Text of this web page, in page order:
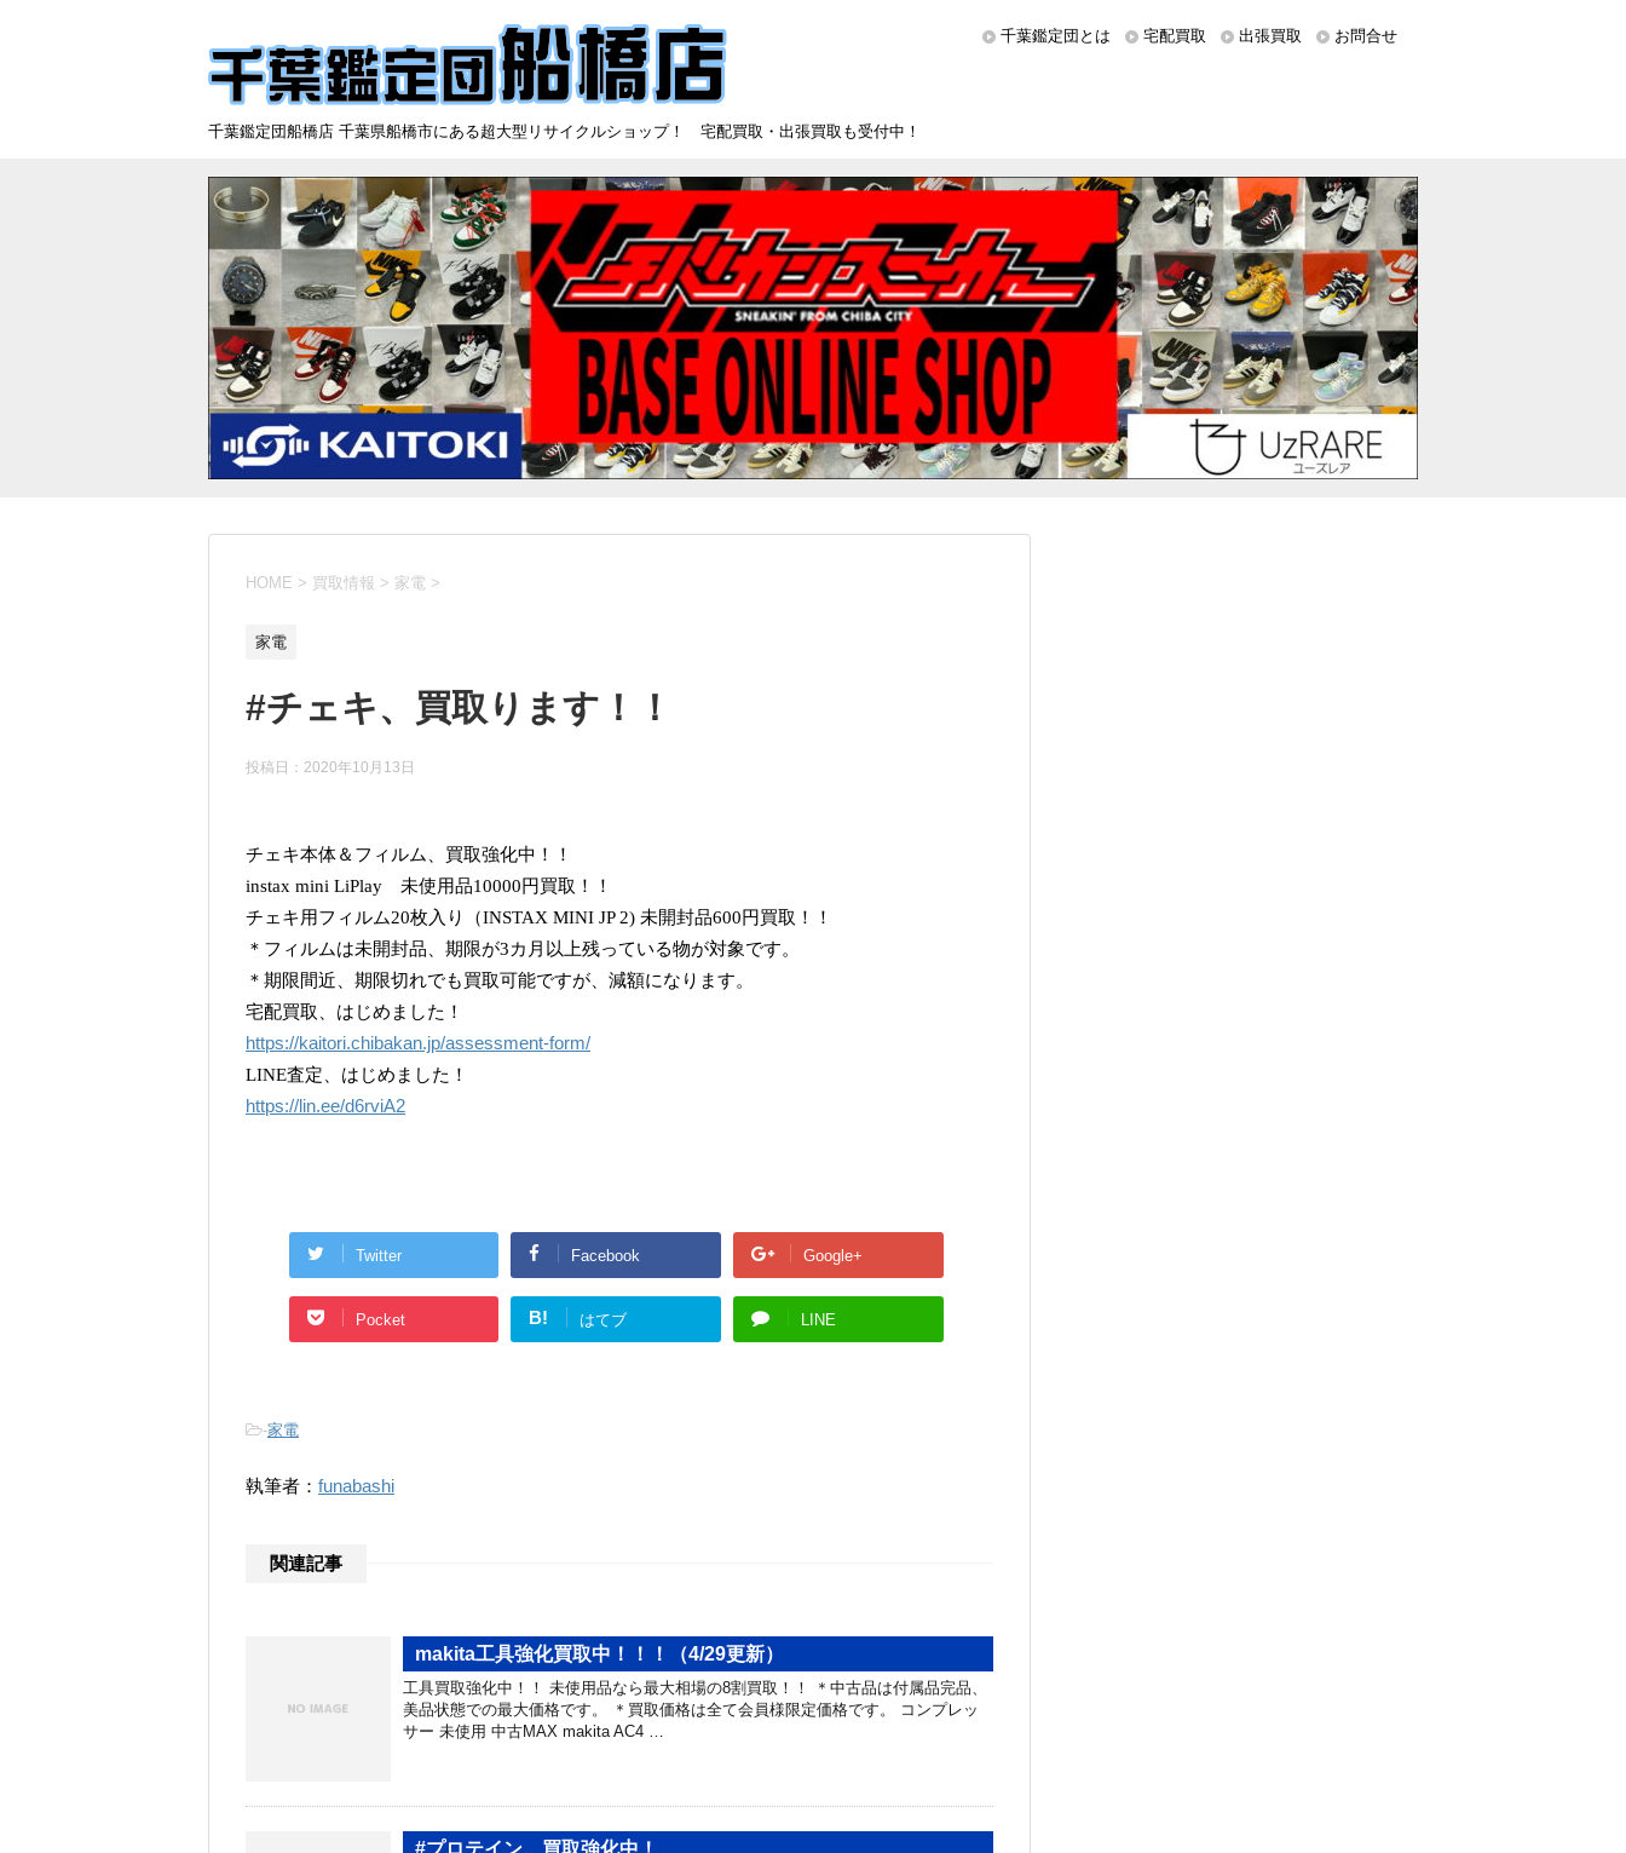
千葉鑑定団船橋店 千葉県船橋市にある超大型リサイクルショップ！ 宅配買取・出張買取も受付中！
千葉鑑定団とは 宅配買取 出張買取 お問合せ
HOME > 買取情報 > 家電 >
家電
#チェキ、買取ります！！
投稿日： 2020年10月13日
チェキ本体＆フィルム、買取強化中！！
instax mini LiPlay 未使用品10000円買取！！
チェキ用フィルム20枚入り（INSTAX MINI JP 2) 未開封品600円買取！！
＊フィルムは未開封品、期限が3カ月以上残っている物が対象です。
＊期限間近、期限切れでも買取可能ですが、減額になります。
宅配買取、はじめました！
https://kaitori.chibakan.jp/assessment-form/
LINE査定、はじめました！
https://lin.ee/d6rviA2
Twitter Facebook Google+
Pocket B! はてブ LINE
-家電
執筆者： funabashi
関連記事
makita工具強化買取中！！！（4/29更新）
工具買取強化中！！ 未使用品なら最大相場の8割買取！！ ＊中古品は付属品完品、
美品状態での最大価格です。 ＊買取価格は全て会員様限定価格です。 コンプレッ
サー 未使用 中古MAX makita AC4 …
#プロテイン、買取強化中！